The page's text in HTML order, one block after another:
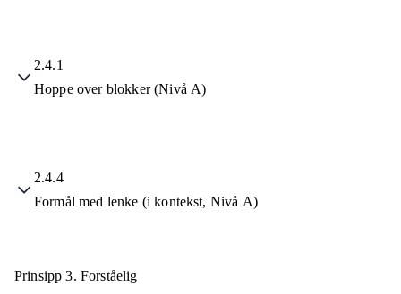
2.4.1
Hoppe over blokker (Nivå A)
2.4.4
Formål med lenke (i kontekst, Nivå A)
Prinsipp 3. Forståelig